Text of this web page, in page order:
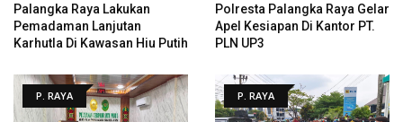
Palangka Raya Lakukan
Pemadaman Lanjutan
Karhutla Di Kawasan Hiu Putih
Polresta Palangka Raya Gelar
Apel Kesiapan Di Kantor PT.
PLN UP3
P. RAYA P. RAYA